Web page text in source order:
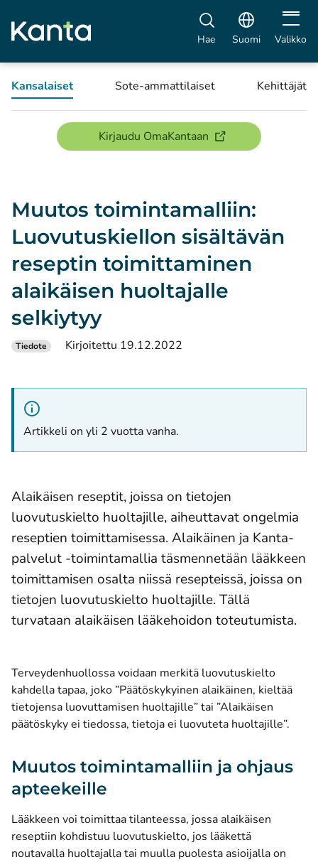
Hae Suomi Avaa
Valikko
Kansalaiset Sote-ammattilaiset Kehittäjät
Kirjaudu OmaKantaan(avautuu uuteen
Muutos toimintamalliin:
Luovutuskiellon sisältävän
reseptin toimittaminen
alaikäisen huoltajalle
selkiytyy
Tiedote Kirjoitettu 19.12.2022
Artikkeli on yli 2 vuotta vanha.
Alaikäisen reseptit, joissa on tietojen
luovutuskielto huoltajille, aiheuttavat ongelmia
reseptien toimittamisessa. Alaikäinen ja Kanta-
palvelut -toimintamallia täsmennetään lääkkeen
toimittamisen osalta niissä resepteissä, joissa on
tietojen luovutuskielto huoltajille. Tällä
turvataan alaikäisen lääkehoidon toteutumista.
Terveydenhuollossa voidaan merkitä luovutuskielto
kahdella tapaa, joko ”Päätöskykyinen alaikäinen, kieltää
tietojensa luovuttamisen huoltajille” tai ”Alaikäisen
päätöskyky ei tiedossa, tietoja ei luovuteta huoltajille”.
Muutos toimintamalliin ja ohjaus
apteekeille
Lääkkeen voi toimittaa tilanteessa, jossa alaikäisen
reseptiin kohdistuu luovutuskielto, jos lääkettä
noutavalla huoltajalla tai muulla puolesta asioijalla on